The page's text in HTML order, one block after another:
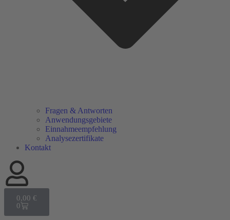
Fragen & Antworten
Anwendungsgebiete
Einnahmeempfehlung
Analysezertifikate
Kontakt
0,00 €
0